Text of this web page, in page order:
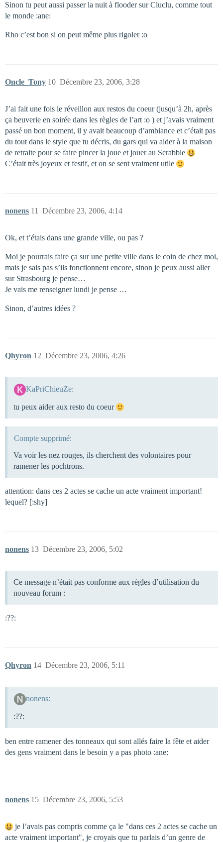
Sinon tu peut aussi passer la nuit à flooder sur Cluclu, comme tout
le monde :ane:
Rho c’est bon si on peut même plus rigoler :o
Oncle_Tony Décembre 23, 2006, 3:28
10
J’ai fait une fois le réveillon aux restos du coeur (jusqu’à 2h, après
ça beuverie en soirée dans les règles de l’art :o ) et j’avais vraiment
passé un bon moment, il y avait beaucoup d’ambiance et c’était pas
du tout dans le style que tu décris, du gars qui va aider à la maison
de retraite pour se faire pincer la joue et jouer au Scrabble
C’était très joyeux et festif, et on se sent vraiment utile
nonens Décembre 23, 2006, 4:14
11
Ok, et t’étais dans une grande ville, ou pas ?
Moi je pourrais faire ça sur une petite ville dans le coin de chez moi,
mais je sais pas s’ils fonctionnent encore, sinon je peux aussi aller
sur Strasbourg je pense…
Je vais me renseigner lundi je pense …
Sinon, d’autres idées ?
Qhyron Décembre 23, 2006, 4:26
12
KaPriChieuZe:
tu peux aider aux resto du coeur
Compte supprimé:
Va voir les nez rouges, ils cherchent des volontaires pour
ramener les pochtrons.
attention: dans ces 2 actes se cache un acte vraiment important!
lequel? [:shy]
nonens Décembre 23, 2006, 5:02
13
Ce message n’était pas conforme aux règles d’utilisation du
nouveau forum :
:??:
Qhyron Décembre 23, 2006, 5:11
14
nonens:
:??:
ben entre ramener des tonneaux qui sont allés faire la fête et aider
des gens vraiment dans le besoin y a pas photo :ane:
nonens Décembre 23, 2006, 5:53
15
je l’avais pas compris comme ça le "dans ces 2 actes se cache un
acte vraiment important", je croyais que tu parlais d’un genre de